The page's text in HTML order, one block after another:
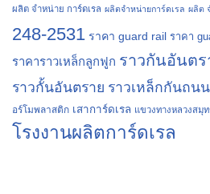
ผลิต จำหน่าย การ์ดเรล ผลิตจำหน่ายการ์ดเรล ผลิต
248-2531 ราคา guard rail ราคา
ราคาราวเหล็กลูกฟูก ราวกันอันตร
ราวกั้นอันตราย ราวเหล็กกันถนน
อร์โมพลาสติก เสาการ์ดเรล แขวงทางหลวงสมุ
โรงงานผลิตการ์ดเรล